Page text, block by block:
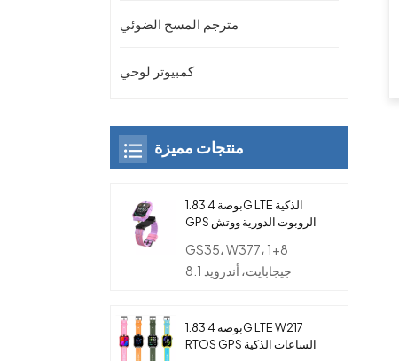
مترجم المسح الضوئي
كمبيوتر لوحي
منتجات مميزة
1.83 بوصة 4G LTE الذكية
GPS الروبوت الدورية ووتش
للأطفال
GS35، W377، 1+8
جيجابايت، أندرويد 8.1
1.83 بوصة 4G LTE W217
RTOS GPS الساعات الذكية